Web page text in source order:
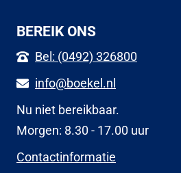
BEREIK ONS
Bel: (0492) 326800
info@boekel.nl
Nu niet bereikbaar.
Morgen: 8.30 - 17.00 uur
Contactinformatie